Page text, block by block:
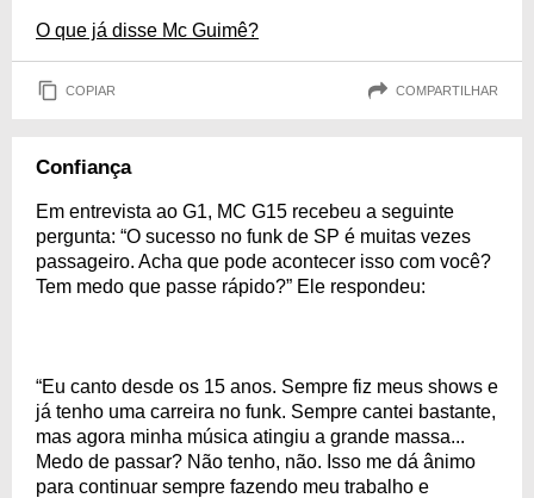
O que já disse Mc Guimê?
COPIAR COMPARTILHAR
Confiança
Em entrevista ao G1, MC G15 recebeu a seguinte
pergunta: “O sucesso no funk de SP é muitas vezes
passageiro. Acha que pode acontecer isso com você?
Tem medo que passe rápido?” Ele respondeu:
“Eu canto desde os 15 anos. Sempre fiz meus shows e
já tenho uma carreira no funk. Sempre cantei bastante,
mas agora minha música atingiu a grande massa...
Medo de passar? Não tenho, não. Isso me dá ânimo
para continuar sempre fazendo meu trabalho e